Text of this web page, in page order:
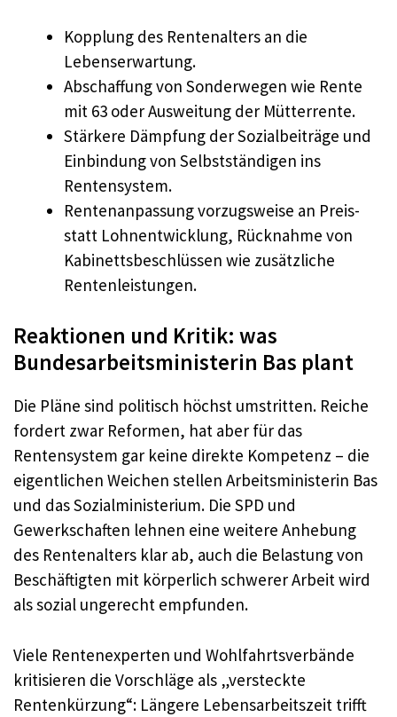
Kopplung des Rentenalters an die
Lebenserwartung.
Abschaffung von Sonderwegen wie Rente
mit 63 oder Ausweitung der Mütterrente.
Stärkere Dämpfung der Sozialbeiträge und
Einbindung von Selbstständigen ins
Rentensystem.
Rentenanpassung vorzugsweise an Preis-
statt Lohnentwicklung, Rücknahme von
Kabinettsbeschlüssen wie zusätzliche
Rentenleistungen.
Reaktionen und Kritik: was
Bundesarbeitsministerin Bas plant
Die Pläne sind politisch höchst umstritten. Reiche
fordert zwar Reformen, hat aber für das
Rentensystem gar keine direkte Kompetenz – die
eigentlichen Weichen stellen Arbeitsministerin Bas
und das Sozialministerium. Die SPD und
Gewerkschaften lehnen eine weitere Anhebung
des Rentenalters klar ab, auch die Belastung von
Beschäftigten mit körperlich schwerer Arbeit wird
als sozial ungerecht empfunden.
Viele Rentenexperten und Wohlfahrtsverbände
kritisieren die Vorschläge als „versteckte
Rentenkürzung“: Längere Lebensarbeitszeit trifft